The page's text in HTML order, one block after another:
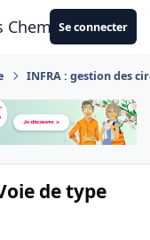
CheminotsSe connecter
INFRA : gestion des
de type